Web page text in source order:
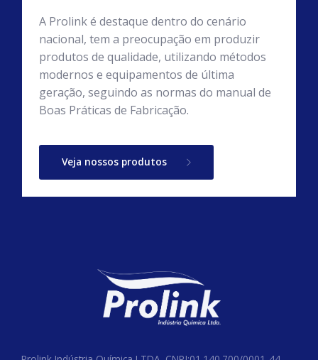
A Prolink é destaque dentro do cenário
nacional, tem a preocupação em produzir
produtos de qualidade, utilizando métodos
modernos e equipamentos de última
geração, seguindo as normas do manual de
Boas Práticas de Fabricação.
Veja nossos produtos